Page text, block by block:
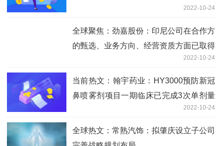
2022-10-24
全球聚焦：劲嘉股份：印尼公司在合作方
的甄选、业务方向、经营资质方面已取得
2022-10-24
当前热文：翰宇药业：HY3000预防新冠
鼻喷雾剂项目一期临床已完成3次单剂量
2022-10-24
全球热文：常熟汽饰：拟肇庆设立子公司